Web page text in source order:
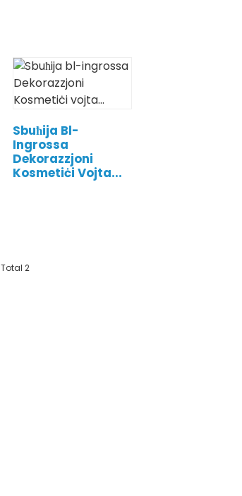
Sbuħija Bl-
Ingrossa
Dekorazzjoni
Kosmetiċi Vojta...
Total 2